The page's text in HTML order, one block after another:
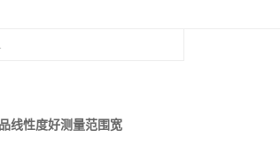
线性度好测量范围宽